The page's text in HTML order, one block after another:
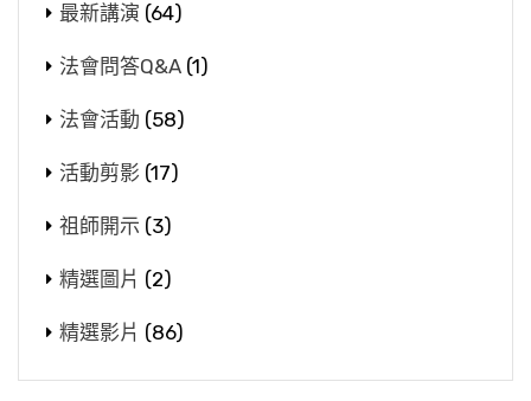
最新講演 (64)
法會問答Q&A (1)
法會活動 (58)
活動剪影 (17)
祖師開示 (3)
精選圖片 (2)
精選影片 (86)